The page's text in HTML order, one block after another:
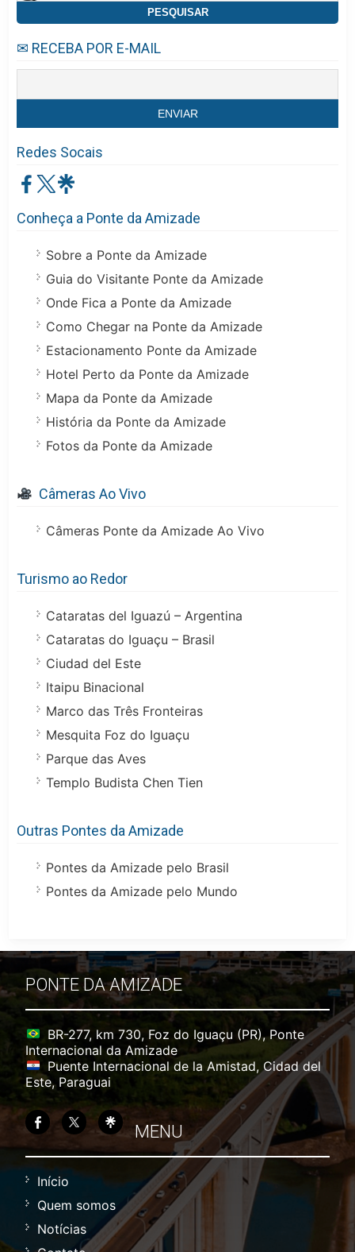
por:
✉ RECEBA POR E-MAIL
Redes Socais
Conheça a Ponte da Amizade
Sobre a Ponte da Amizade
Guia do Visitante Ponte da Amizade
Onde Fica a Ponte da Amizade
Como Chegar na Ponte da Amizade
Estacionamento Ponte da Amizade
Hotel Perto da Ponte da Amizade
Mapa da Ponte da Amizade
História da Ponte da Amizade
Fotos da Ponte da Amizade
Câmeras Ao Vivo
Câmeras Ponte da Amizade Ao Vivo
Turismo ao Redor
Cataratas del Iguazú – Argentina
Cataratas do Iguaçu – Brasil
Ciudad del Este
Itaipu Binacional
Marco das Três Fronteiras
Mesquita Foz do Iguaçu
Parque das Aves
Templo Budista Chen Tien
Outras Pontes da Amizade
Pontes da Amizade pelo Brasil
Pontes da Amizade pelo Mundo
PONTE DA AMIZADE
BR-277, km 730, Foz do Iguaçu (PR), Ponte
Internacional da Amizade
Puente Internacional de la Amistad, Cidad del
Este, Paraguai
MENU
Início
Quem somos
Notícias